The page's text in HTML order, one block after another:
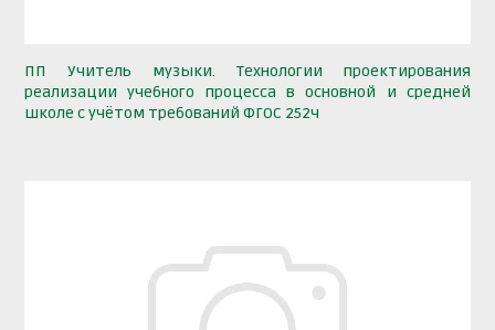
ПП Учитель музыки. Технологии проектирования
реализации учебного процесса в основной и средней
школе с учётом требований ФГОС 252ч